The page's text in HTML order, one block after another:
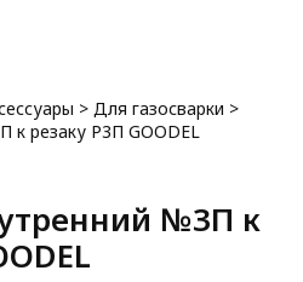
> Для газосварки >
резаку Р3П GOODEL
№3П к